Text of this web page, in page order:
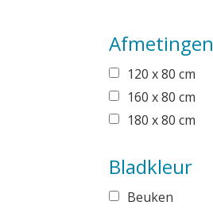
Afmetingen
120 x 80 cm
160 x 80 cm
180 x 80 cm
Bladkleur
Beuken